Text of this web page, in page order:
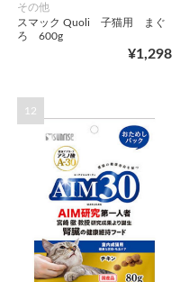
その他
スマック Quoli 子猫用 まぐ
ろ 600g
¥1,298
12